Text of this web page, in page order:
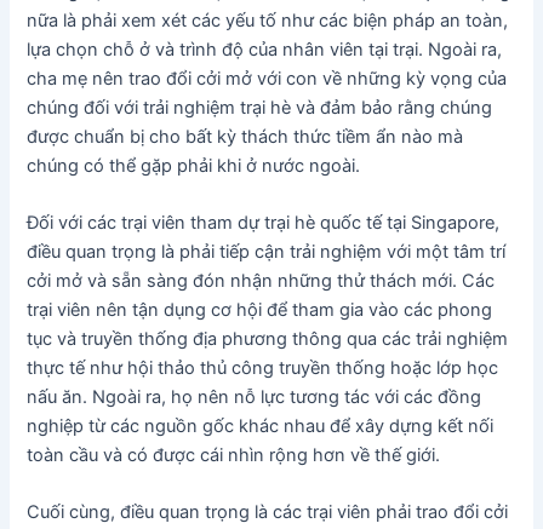
nữa là phải xem xét các yếu tố như các biện pháp an toàn,
lựa chọn chỗ ở và trình độ của nhân viên tại trại. Ngoài ra,
cha mẹ nên trao đổi cởi mở với con về những kỳ vọng của
chúng đối với trải nghiệm trại hè và đảm bảo rằng chúng
được chuẩn bị cho bất kỳ thách thức tiềm ẩn nào mà
chúng có thể gặp phải khi ở nước ngoài.
Đối với các trại viên tham dự trại hè quốc tế tại Singapore,
điều quan trọng là phải tiếp cận trải nghiệm với một tâm trí
cởi mở và sẵn sàng đón nhận những thử thách mới. Các
trại viên nên tận dụng cơ hội để tham gia vào các phong
tục và truyền thống địa phương thông qua các trải nghiệm
thực tế như hội thảo thủ công truyền thống hoặc lớp học
nấu ăn. Ngoài ra, họ nên nỗ lực tương tác với các đồng
nghiệp từ các nguồn gốc khác nhau để xây dựng kết nối
toàn cầu và có được cái nhìn rộng hơn về thế giới.
Cuối cùng, điều quan trọng là các trại viên phải trao đổi cởi